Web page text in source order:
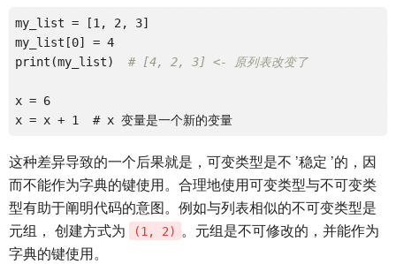
my_list = [1, 2, 3]
my_list[0] = 4
print(my_list) # [4, 2, 3] <- 原列表改变了
x = 6
x = x + 1  # x 变量是一个新的变量
这种差异导致的一个后果就是，可变类型是不 ’稳定 ’的，因
而不能作为字典的键使用。合理地使用可变类型与不可变类
型有助于阐明代码的意图。例如与列表相似的不可变类型是
元组， 创建方式为
(1, 2)
。元组是不可修改的，并能作为
字典的键使用。